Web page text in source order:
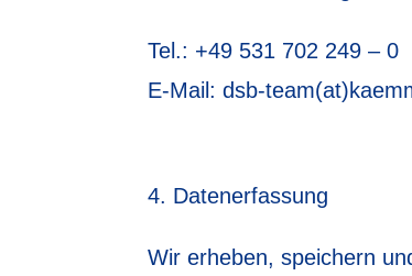
Tel.: +49 531 702 249 – 0
E-Mail: dsb-
Datenerfassung
Wir erheben, speichern